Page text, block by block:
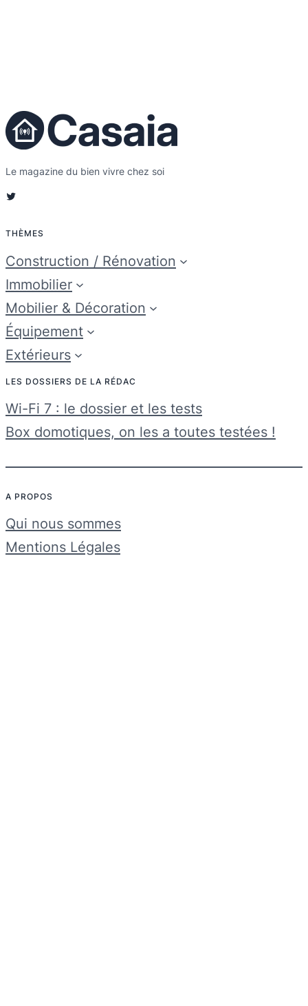
Le magazine du bien vivre chez soi
Twitter
THÈMES
Construction / Rénovation
Immobilier
Mobilier & Décoration
Équipement
Extérieurs
LES DOSSIERS DE LA RÉDAC
Wi-Fi 7 : le dossier et les tests
Box domotiques, on les a toutes testées !
A PROPOS
Qui nous sommes
Mentions Légales